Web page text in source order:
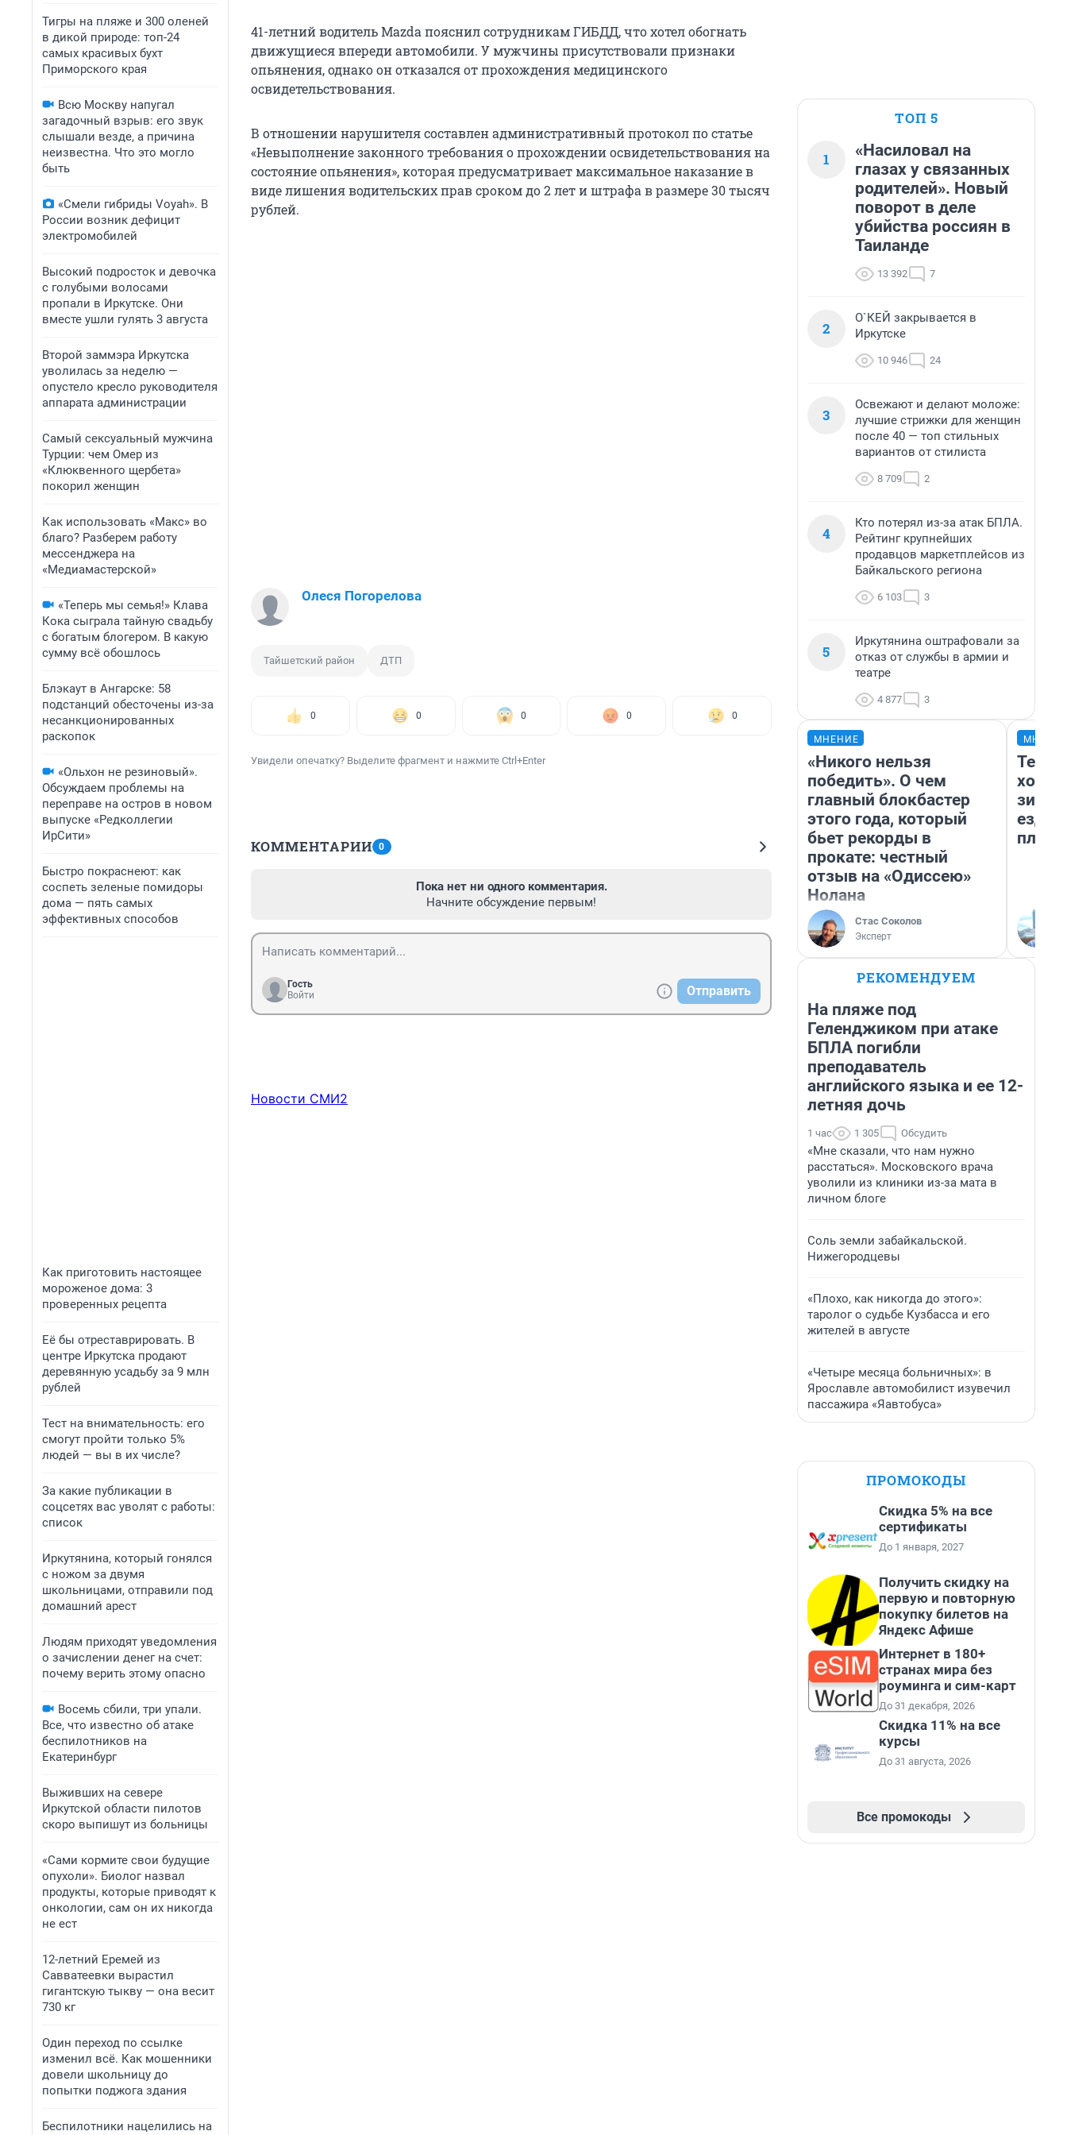
Тигры на пляже и 300 оленей
в дикой природе: топ-24
самых красивых бухт
Приморского края
Всю Москву напугал
загадочный взрыв: его звук
слышали везде, а причина
неизвестна. Что это могло
быть
«Смели гибриды Voyah». В
России возник дефицит
электромобилей
Высокий подросток и девочка
с голубыми волосами
пропали в Иркутске. Они
вместе ушли гулять 3 августа
Второй заммэра Иркутска
уволилась за неделю —
опустело кресло руководителя
аппарата администрации
Самый сексуальный мужчина
Турции: чем Омер из
«Клюквенного щербета»
покорил женщин
Как использовать «Макс» во
благо? Разберем работу
мессенджера на
«Медиамастерской»
«Теперь мы семья!» Клава
Кока сыграла тайную свадьбу
с богатым блогером. В какую
сумму всё обошлось
Блэкаут в Ангарске: 58
подстанций обесточены из-за
несанкционированных
раскопок
«Ольхон не резиновый».
Обсуждаем проблемы на
переправе на остров в новом
выпуске «Редколлегии
ИрСити»
Быстро покраснеют: как
соспеть зеленые помидоры
дома — пять самых
эффективных способов
Как приготовить настоящее
мороженое дома: 3
проверенных рецепта
Её бы отреставрировать. В
центре Иркутска продают
деревянную усадьбу за 9 млн
рублей
Тест на внимательность: его
смогут пройти только 5%
людей — вы в их числе?
За какие публикации в
соцсетях вас уволят с работы:
список
Иркутянина, который гонялся
с ножом за двумя
школьницами, отправили под
домашний арест
Людям приходят уведомления
о зачислении денег на счет:
почему верить этому опасно
Восемь сбили, три упали.
Все, что известно об атаке
беспилотников на
Екатеринбург
Выживших на севере
Иркутской области пилотов
скоро выпишут из больницы
«Сами кормите свои будущие
опухоли». Биолог назвал
продукты, которые приводят к
онкологии, сам он их никогда
не ест
12-летний Еремей из
Савватеевки вырастил
гигантскую тыкву — она весит
730 кг
Один переход по ссылке
изменил всё. Как мошенники
довели школьницу до
попытки поджога здания
Беспилотники нацелились на
41-летний водитель Mazda пояснил сотрудникам ГИБДД, что хотел обогнать
движущиеся впереди автомобили. У мужчины присутствовали признаки
опьянения, однако он отказался от прохождения медицинского
освидетельствования.
В отношении нарушителя составлен административный протокол по статье
«Невыполнение законного требования о прохождении освидетельствования на
состояние опьянения», которая предусматривает максимальное наказание в
виде лишения водительских прав сроком до 2 лет и штрафа в размере 30 тысяч
рублей.
Олеся Погорелова
Тайшетский район ДТП
0 0 0 0 0
Увидели опечатку? Выделите фрагмент и нажмите Ctrl+Enter
КОММЕНТАРИИ 0
Пока нет ни одного комментария.
Начните обсуждение первым!
Гость
Войти
Отправить
Новости СМИ2
ТОП 5
1
«Насиловал на
глазах у связанных
родителей». Новый
поворот в деле
убийства россиян в
Таиланде
13 392 7
2
О`КЕЙ закрывается в
Иркутске
10 946 24
3
Освежают и делают моложе:
лучшие стрижки для женщин
после 40 — топ стильных
вариантов от стилиста
8 709 2
4
Кто потерял из-за атак БПЛА.
Рейтинг крупнейших
продавцов маркетплейсов из
Байкальского региона
6 103 3
5
Иркутянина оштрафовали за
отказ от службы в армии и
театре
4 877 3
МНЕНИЕ
«Никого нельзя
победить». О чем
главный блокбастер
этого года, который
бьет рекорды в
прокате: честный
отзыв на «Одиссею»
Нолана
Стас Соколов
Эксперт
ездит
РЕКОМЕНДУЕМ
На пляже под
Геленджиком при атаке
БПЛА погибли
преподаватель
английского языка и ее 12-
летняя дочь
1 час 1 305 Обсудить
«Мне сказали, что нам нужно
расстаться». Московского врача
уволили из клиники из-за мата в
личном блоге
Соль земли забайкальской.
Нижегородцевы
«Плохо, как никогда до этого»:
таролог о судьбе Кузбасса и его
жителей в августе
«Четыре месяца больничных»: в
Ярославле автомобилист изувечил
пассажира «Яавтобуса»
ПРОМОКОДЫ
Скидка 5% на все
сертификаты
До 1 января, 2027
Получить скидку на
первую и повторную
покупку билетов на
Яндекс Афише
Интернет в 180+
странах мира без
роуминга и сим-карт
До 31 декабря, 2026
Скидка 11% на все
курсы
До 31 августа, 2026
Все промокоды